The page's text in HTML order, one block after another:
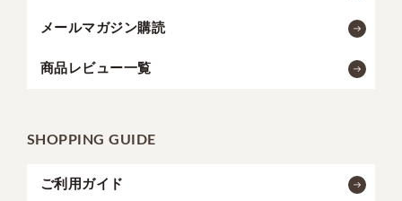
メールマガジン購読
商品レビュー一覧
SHOPPING GUIDE
ご利用ガイド